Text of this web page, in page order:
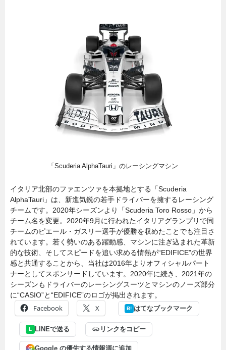
「Scuderia AlphaTauri」のレーシングマシン
イタリア北部のファエンツァを本拠地とする「Scuderia
AlphaTauri」は、新進気鋭の若手ドライバーを擁するレーシング
チームです。2020年シーズンより「Scuderia Toro Rosso」から
チーム名を変更。2020年9月に行われたイタリアグランプリで同
チームのピエール・ガスリー選手が優勝を収めたことでも注目さ
れています。若く勢いのある躍動感、マシンに注ぎ込まれた革新
的な技術、そしてスピードを追い求める情熱が“EDIFICE”の世界
感と共通することから、当社は2016年よりオフィシャルパート
ナーとしてスポンサードしています。2020年に続き、2021年の
シーズンもドライバーのレーシングスーツとマシンのノーズ部分
に“CASIO”と“EDIFICE”のロゴが掲出されます。
Facebook X B! はてなブックマーク
L LINEで送る リンクをコピー
G Google の優先する情報源に追加